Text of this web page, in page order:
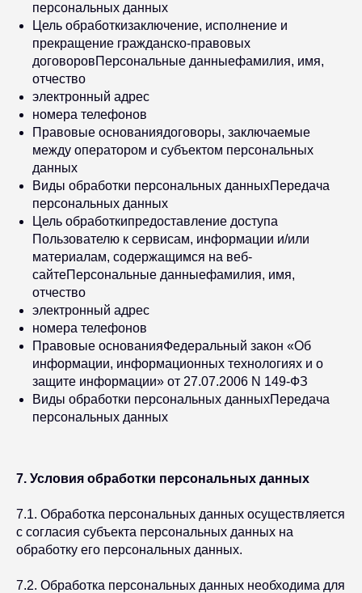
персональных данных
Цель обработкизаключение, исполнение и
прекращение гражданско-правовых
договоровПерсональные данныефамилия, имя,
отчество
электронный адрес
номера телефонов
Правовые основаниядоговоры, заключаемые
между оператором и субъектом персональных
данных
Виды обработки персональных данныхПередача
персональных данных
Цель обработкипредоставление доступа
Пользователю к сервисам, информации и/или
материалам, содержащимся на веб-
сайтеПерсональные данныефамилия, имя,
отчество
электронный адрес
номера телефонов
Правовые основанияФедеральный закон «Об
информации, информационных технологиях и о
защите информации» от 27.07.2006 N 149-ФЗ
Виды обработки персональных данныхПередача
персональных данных
7. Условия обработки персональных данных
7.1. Обработка персональных данных осуществляется
с согласия субъекта персональных данных на
обработку его персональных данных.
7.2. Обработка персональных данных необходима для